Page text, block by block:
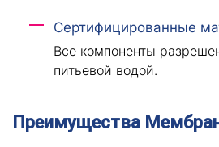
Сертифицированные
Все компоненты
питьевой водой.
Преимущества